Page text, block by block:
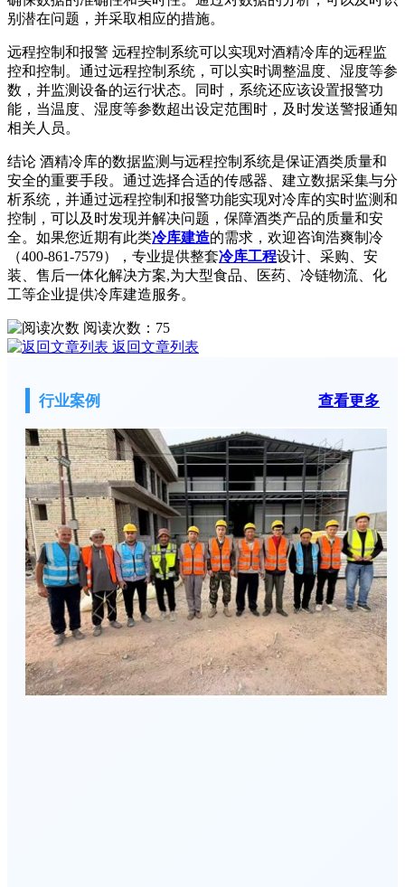
别潜在问题，并采取相应的措施。
远程控制和报警 远程控制系统可以实现对酒精冷库的远程监
控和控制。通过远程控制系统，可以实时调整温度、湿度等参
数，并监测设备的运行状态。同时，系统还应该设置报警功
能，当温度、湿度等参数超出设定范围时，及时发送警报通知
相关人员。
结论 酒精冷库的数据监测与远程控制系统是保证酒类质量和
安全的重要手段。通过选择合适的传感器、建立数据采集与分
析系统，并通过远程控制和报警功能实现对冷库的实时监测和
控制，可以及时发现并解决问题，保障酒类产品的质量和安
全。如果您近期有此类冷库建造的需求，欢迎咨询浩爽制冷
（400-861-7579），专业提供整套冷库工程设计、采购、安
装、售后一体化解决方案,为大型食品、医药、冷链物流、化
工等企业提供冷库建造服务。
阅读次数： 75
返回文章列表
行业案例 查看更多